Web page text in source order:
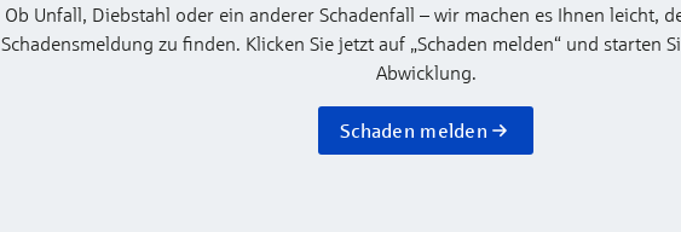
Ob Unfall, Diebstahl oder ein anderer Schadenfall – wir machen es Ihnen leicht,
Schadensmeldung zu finden. Klicken Sie jetzt auf „Schaden melden“ und starten
Abwicklung.
Schaden melden